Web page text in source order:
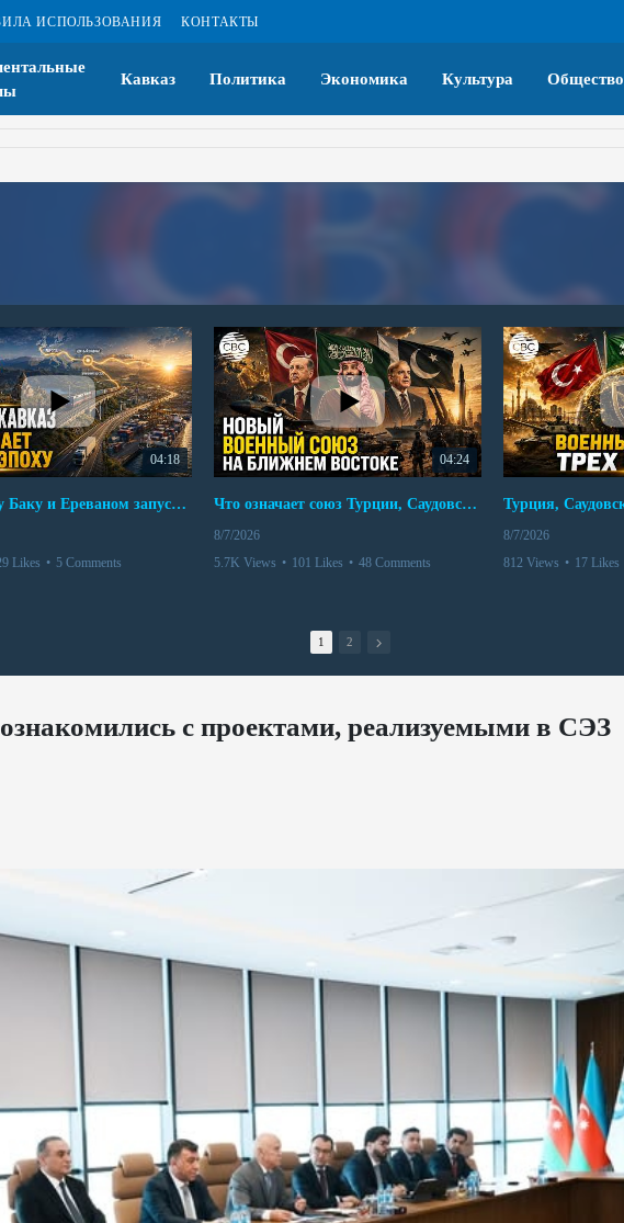
ИСПОЛЬЗОВАНИЯ КОНТАКТЫ
Кавказ Политика Экономика Культура Общество
04:18
Мир между Баку и Ереваном запускает крупные логистические проекты
Likes • 5 Comments
04:24
Что означает союз Турции, Саудовской Аравии и Пакистана?
8/7/2026
5.7K Views • 101 Likes • 48 Comments
8/7/2026
812 Views • 17 Likes
1 2
с проектами, реализуемыми в СЭЗ